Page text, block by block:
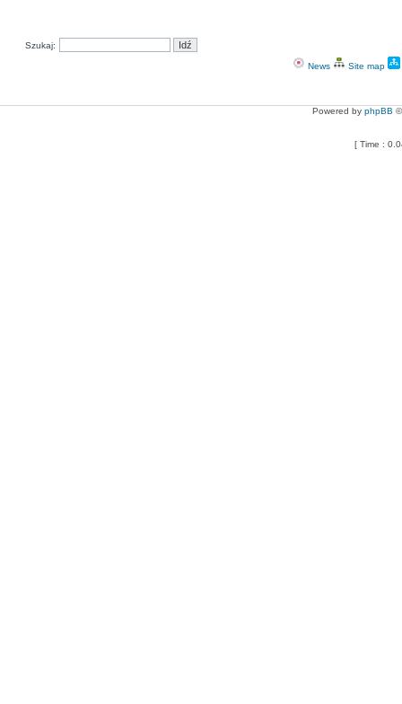
Szukaj:
News Site map
Powered by phpBB
[ Time :